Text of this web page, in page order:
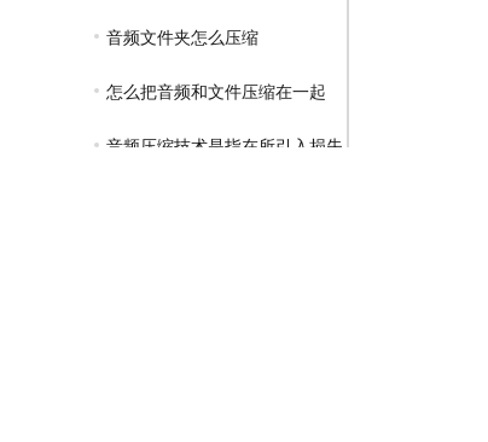
音频文件夹怎么压缩
怎么把音频和文件压缩在一起
音频压缩技术是指在所引入损失可忽略